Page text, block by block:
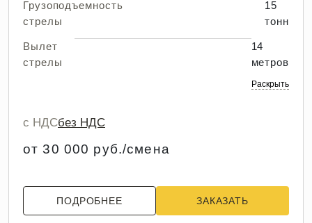
Грузоподъемность
стрелы
15
тонн
Вылет
стрелы
14
метров
Раскрыть
с НДСбез НДС
от 30 000 руб./смена
ПОДРОБНЕЕ ЗАКАЗАТЬ